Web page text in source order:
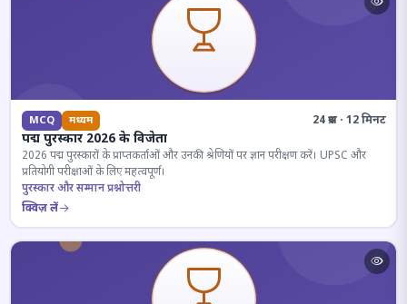
MCQ मध्यम 24 प्रश्न · 12 मिनट
पद्म पुरस्कार 2026 के विजेता
2026 पद्म पुरस्कारों के प्राप्तकर्ताओं और उनकी श्रेणियों पर ज्ञान परीक्षण करें। UPSC और
प्रतियोगी परीक्षाओं के लिए महत्वपूर्ण।
पुरस्कार और सम्मान प्रश्नोत्तरी
क्विज़ लें